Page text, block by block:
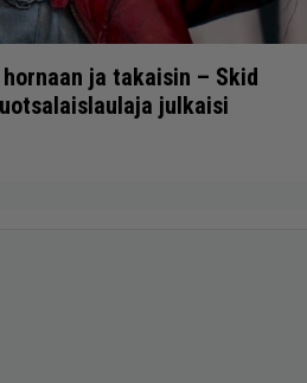
ja takaisin – Skid
julkaisi